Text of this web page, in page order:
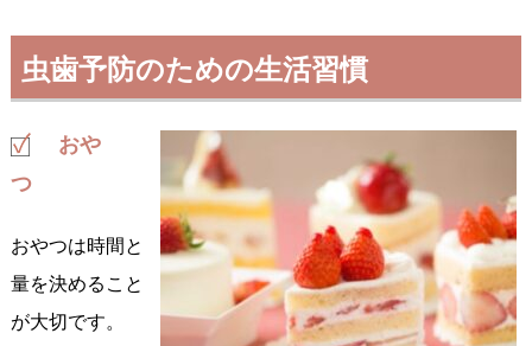
虫歯予防のための生活習慣
おや
つ
おやつは時間と
量を決めること
が大切です。